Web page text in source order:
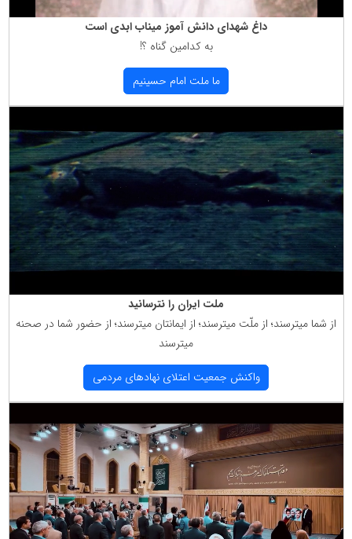
داغ شهدای دانش آموز میناب ابدی است
به كدامین گناه ؟!
ما ملت امام حسینیم
ملت ایران را نترسانید
از شما میترسند؛ از ملّت میترسند؛ از ایمانتان میترسند؛ از حضور شما در صحنه
میترسند
واكنش جمعیت اعتلای نهادهای مردمی